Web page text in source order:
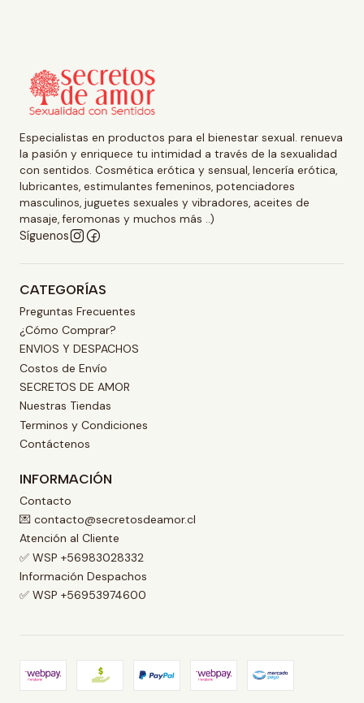
Especialistas en productos para el bienestar sexual. renueva
la pasión y enriquece tu intimidad a través de la sexualidad
con sentidos. Cosmética erótica y sensual, lencería erótica,
lubricantes, estimulantes femeninos, potenciadores
masculinos, juguetes sexuales y vibradores, aceites de
masaje, feromonas y muchos más ..)
Síguenos
CATEGORÍAS
Preguntas Frecuentes
¿Cómo Comprar?
ENVIOS Y DESPACHOS
Costos de Envío
SECRETOS DE AMOR
Nuestras Tiendas
Terminos y Condiciones
Contáctenos
INFORMACIÓN
Contacto
💌 contacto@secretosdeamor.cl
Atención al Cliente
✅ WSP +56983028332
Información Despachos
✅ WSP +56953974600